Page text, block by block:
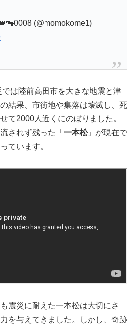
(@momokome1)
は陸前高田市を大きな地震と津
結果、市街地や集落は壊滅し、死
て2000人近くにのぼりました。
されず残った「 一本松」が現在で
ています。
震災に耐えた一本松は大切にさ
を与えてきました。しかし、奇跡